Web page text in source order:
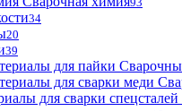
34
20
39
для сварки спецсталей